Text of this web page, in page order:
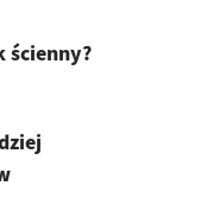
ścienny?